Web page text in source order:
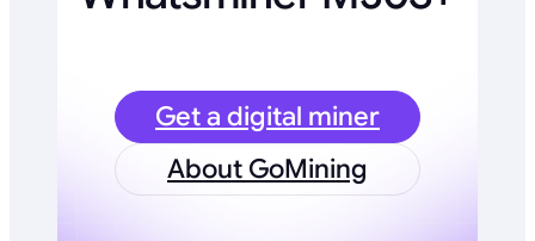
Get a digital miner
About GoMining